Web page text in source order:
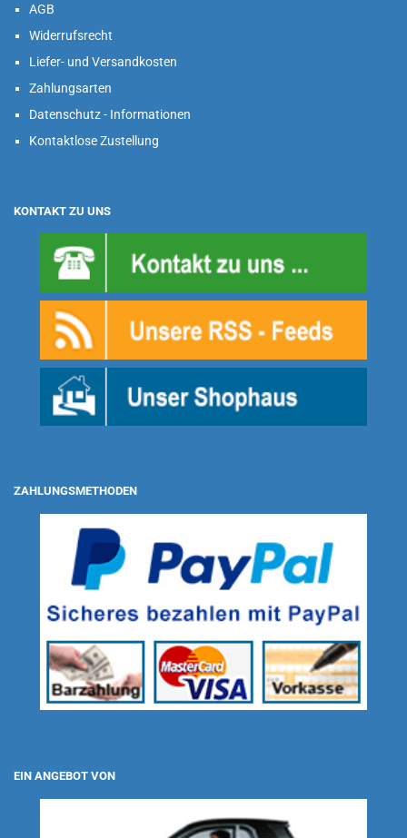
AGB
Widerrufsrecht
Liefer- und Versandkosten
Zahlungsarten
Datenschutz - Informationen
Kontaktlose Zustellung
KONTAKT ZU UNS
ZAHLUNGSMETHODEN
EIN ANGEBOT VON